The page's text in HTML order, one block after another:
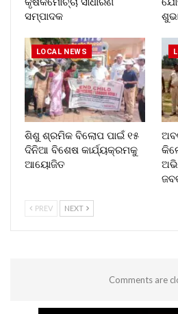
ସମ୍ପାଦକ
LOCAL NEWS
ଶିଶୁ ଶ୍ରମିକ ବିଲୋପ ପାଇଁ ୧୫
ଦିନିଆ ବିଶେଷ କାର୍ଯ୍ୟକ୍ରମକୁ
ଆୟୋଜିତ
PREV NEXT
Comments are